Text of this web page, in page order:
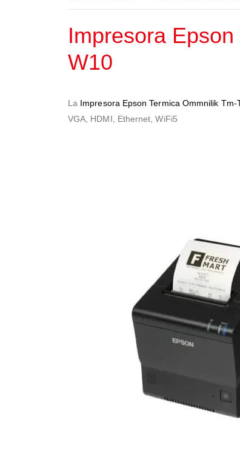
Impresora
W10
La Impresora Epson Termica Ommnilik Tm-
VGA, HDMI, Ethernet, WiFi5